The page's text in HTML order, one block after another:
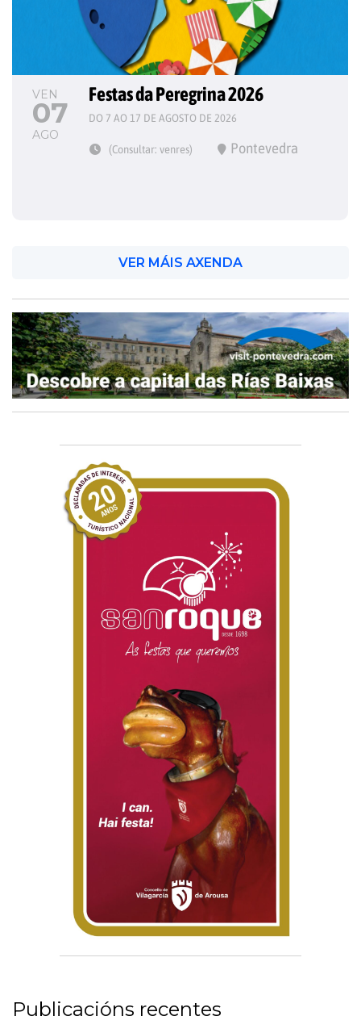
VEN
07
AGO
Festas da Peregrina 2026
DO 7 AO 17 DE AGOSTO DE 2026
(Consultar: venres) Pontevedra
VER MÁIS AXENDA
Publicacións recentes